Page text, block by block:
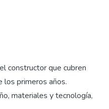
constructor que cubren
primeros años.
materiales y tecnología,